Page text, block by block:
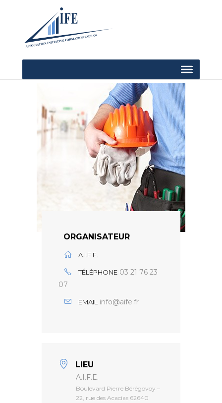
ORGANISATEUR
A.I.F.E.
TÉLÉPHONE 03 21 76 23
07
EMAIL info@aife.fr
LIEU
A.I.F.E.
Boulevard Pierre Bérégovoy –
22, rue des Acacias 62640